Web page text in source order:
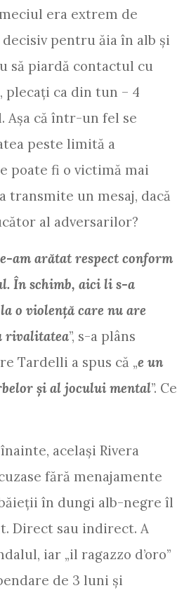
era extrem de
pentru ăia în alb și
să piardă contactul cu
ca din tun – 4
Aşa că într-un fel se
peste limită a
poate fi o victimă mai
transmite un mesaj, dacă
al adversarilor?
am arătat respect conform
În schimb, aici li s-a
o violenţă care nu are
rivalitatea”, s-a plâns
Tardelli a spus că „e un
şi al jocului mental”. Ce
același Rivera
fără menajamente
în dungi alb-negre îl
Direct sau indirect. A
iar „il ragazzo d’oro”
de 3 luni și